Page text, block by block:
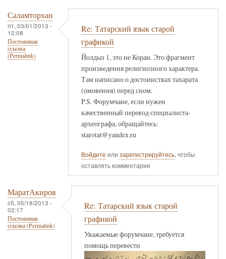
Саламторхан
пт, 03/01/2013 -
12:08
Постоянная
ссылка
(Permalink)
Re: Татарский язык старой
графикой
Йолдыз 1, это не Коран. Это фрагмент
произведения религиозного характера.
Там написано о достоинствах тахарата
(омовения) перед сном.
P.S. Форумчане, если нужен
качественный перевод специалиста-
археографа, обращайтесь:
starotat@yandex.ru
Войдите или зарегистрируйтесь, чтобы
оставлять комментарии
МаратАкиров
сб, 05/18/2013 -
02:17
Постоянная
ссылка (Permalink)
Re: Татарский язык старой
графикой
Уважаемые форумчане, требуется
помощь перевести